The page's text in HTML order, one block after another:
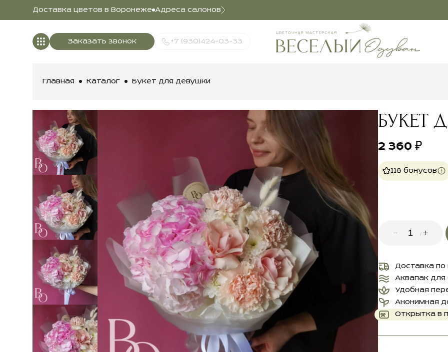
Доставка цветов в Воронеже Адреса салонов
Заказать звонок +7 (930)424-03-33
Главная Каталог Букет для девушки
БУКЕТ
2 360 ₽
118 бонусов
Доставка по
Аквапак для
Удобная
Анонимная
Открытка в